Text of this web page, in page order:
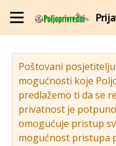
Poštovani
mogućnosti koje
predlažemo ti da se
privatnost je
omogućuje pristup
mogućnost pristupa